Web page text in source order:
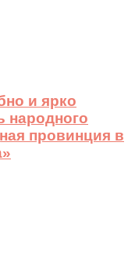
и ярко
народного
провинция в